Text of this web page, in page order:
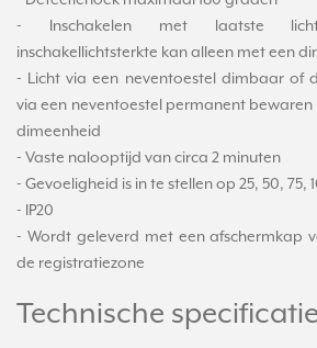
- Inschakelen met laatste
inschakellichtsterkte kan alleen met een
- Licht via een neventoestel dimbaar of
via een neventoestel permanent
dimeenheid
- Vaste nalooptijd van circa 2 minuten
- Gevoeligheid is in te stellen op 25, 50, 75,
- IP20
- Wordt geleverd met een afschermkap
de registratiezone
Technische